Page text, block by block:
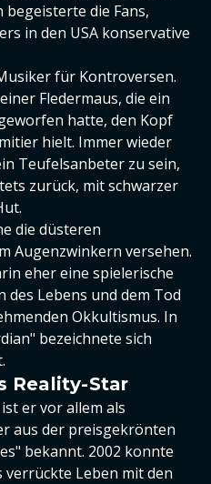
die Fans,
in den USA konservative
für Kontroversen.
Fledermaus, die ein
hatte, den Kopf
hielt. Immer wieder
Teufelsanbeter zu sein,
zurück, mit schwarzer
die düsteren
Augenzwinkern versehen.
eher eine spielerische
des Lebens und dem Tod
Okkultismus. In
bezeichnete sich
Reality-Star
er vor allem als
aus der preisgekrönten
bekannt. 2002 konnte
verrückte Leben mit den